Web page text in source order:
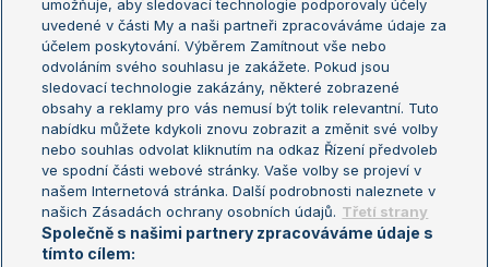
Sázkařský žebříček
Wimbledon
US Open
Turnaj mistrů
Turnaj mistryň
Aktualní trendy
Fotbalové přestupy
Livesport Daily
LS Prague Open
umožňuje, aby sledovací technologie podporovaly účely
uvedené v části My a naši partneři zpracováváme údaje za
účelem poskytování. Výběrem Zamítnout vše nebo
odvoláním svého souhlasu je zakážete. Pokud jsou
sledovací technologie zakázány, některé zobrazené
obsahy a reklamy pro vás nemusí být tolik relevantní. Tuto
nabídku můžete kdykoli znovu zobrazit a změnit své volby
nebo souhlas odvolat kliknutím na odkaz Řízení předvoleb
ve spodní části webové stránky. Vaše volby se projeví v
našem Internetová stránka. Další podrobnosti naleznete v
našich Zásadách ochrany osobních údajů. Třetí strany
Společně s našimi partnery zpracováváme údaje s
tímto cílem: